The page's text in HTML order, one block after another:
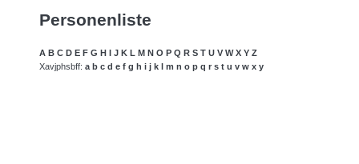
Personenliste
A B C D E F G H I J K L M N O P Q R S T U V W X Y Z
Xavjphsbff: a b c d e f g h i j k l m n o p q r s t u v w x y